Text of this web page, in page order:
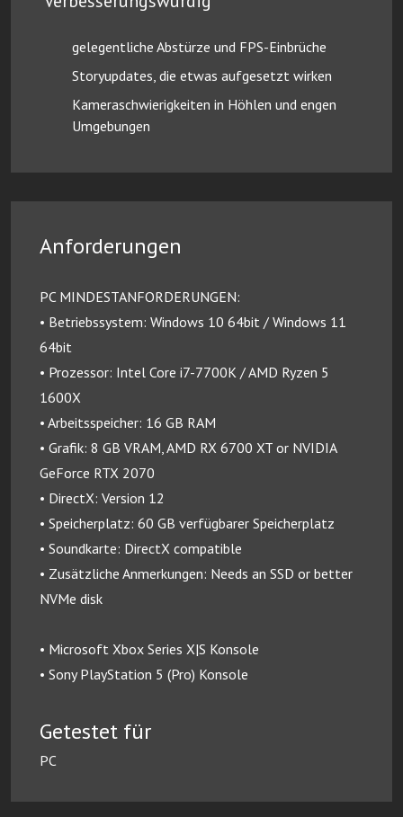
gelegentliche Abstürze und FPS-Einbrüche
Storyupdates, die etwas aufgesetzt wirken
Kameraschwierigkeiten in Höhlen und engen
Umgebungen
Anforderungen
PC MINDESTANFORDERUNGEN:
• Betriebssystem: Windows 10 64bit / Windows 11
64bit
• Prozessor: Intel Core i7-7700K / AMD Ryzen 5
1600X
• Arbeitsspeicher: 16 GB RAM
• Grafik: 8 GB VRAM, AMD RX 6700 XT or NVIDIA
GeForce RTX 2070
• DirectX: Version 12
• Speicherplatz: 60 GB verfügbarer Speicherplatz
• Soundkarte: DirectX compatible
• Zusätzliche Anmerkungen: Needs an SSD or better
NVMe disk
• Microsoft Xbox Series X|S Konsole
• Sony PlayStation 5 (Pro) Konsole
Getestet für
PC